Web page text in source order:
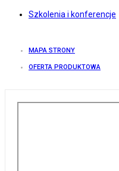
Szkolenia i konferencje
MAPA STRONY
OFERTA PRODUKTOWA